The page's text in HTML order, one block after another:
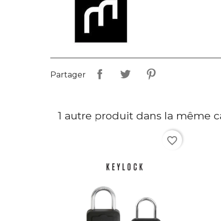
Partager
1 autre produit dans la même
favorite_border